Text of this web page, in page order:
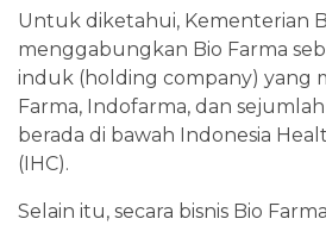
Untuk diketahui, Kementerian
menggabungkan Bio Farma
induk (holding company) yang
Farma, Indofarma, dan
berada di bawah Indonesia
(IHC).
Selain itu, secara bisnis Bio